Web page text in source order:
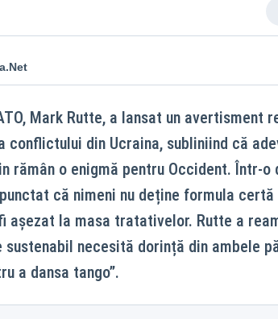
Mark Rutte, a lansat un avertisment
conflictului din Ucraina, subliniind că
rămân o enigmă pentru Occident. Într-o
că nimeni nu deține formula
așezat la masa tratativelor. Rutte a
necesită dorință din ambele
a dansa tango”.